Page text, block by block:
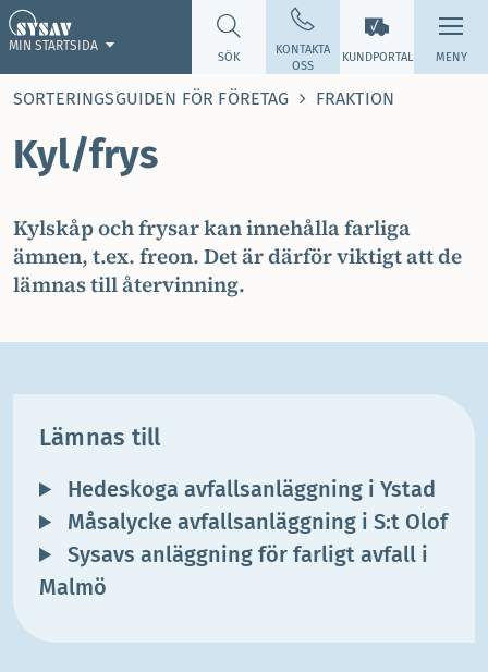
KUNDPORTAL
SÖK
KONTAKTA
OSS
MENY
MIN STARTSIDA
SORTERINGSGUIDEN FÖR FÖRETAG FRAKTION
Kyl/frys
Kylskåp och frysar kan innehålla farliga
ämnen, t.ex. freon. Det är därför viktigt att de
lämnas till återvinning.
Lämnas till
Hedeskoga avfallsanläggning i Ystad
Måsalycke avfallsanläggning i S:t Olof
Sysavs anläggning för farligt avfall i
Malmö